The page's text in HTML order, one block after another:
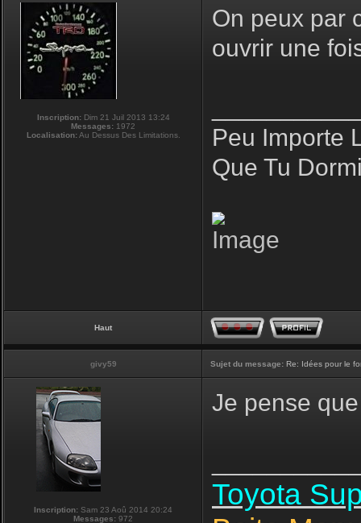
Inscription:Dim 21 Juil 2013 13:24
Messages: 1972
Localisation:Au Dessus Des Limitations.
On peux par
ouvrir une
Peu Importe
Que Tu
Haut
givy59 Sujet du message: Re: Idées pour le
Inscription: Sam 23 Aoû 2014 20:24
Messages: 972
Je pense
Toyota